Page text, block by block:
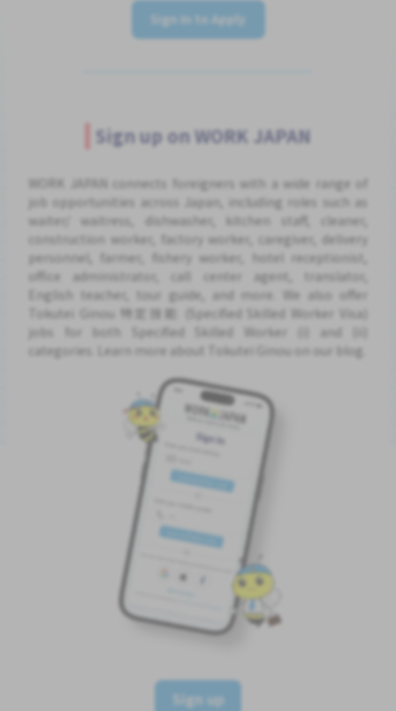
Sign In to Apply
Sign up on WORK JAPAN
WORK JAPAN connects foreigners with a wide range of
job opportunities across Japan, including roles such as
waiter/ waitress, dishwasher, kitchen staff, cleaner,
construction worker, factory worker, caregiver, delivery
personnel, farmer, fishery worker, hotel receptionist,
office administrator, call center agent, translator,
English teacher, tour guide, and more. We also offer
Tokutei Ginou 特定技能 (Specified Skilled Worker Visa)
jobs for both Specified Skilled Worker (i) and (ii)
categories. Learn more about Tokutei Ginou on our blog.
Sign up